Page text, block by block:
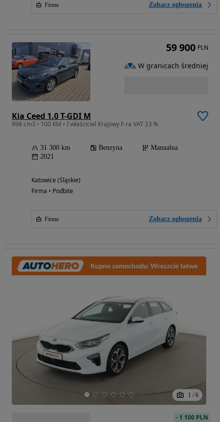
Firma Zobacz ogłoszenia
Kia Ceed 1.0 T-GDI M
998 cm3 • 100 KM • I właściciel Krajowy F-ra VAT 23 %
31 300 km Benzyna
Manualna
2021
Katowice (Śląskie)
Firma • Podbite
Firma Zobacz ogłoszenia
59 900 PLN
W granicach średniej
1 / 6
- 1 100 PLN